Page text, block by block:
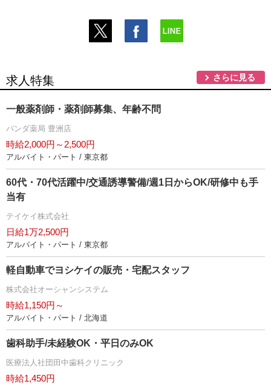
求人特集 さらに見る
一般薬剤師・薬剤師募集、年齢不問
パンダ薬局 豊洲店
時給2,000円～2,500円
アルバイト・パート / 東京都
60代・70代活躍中/交通誘導警備/週1日からOK/研修中も手
当有
テイケイ株式会社
日給1万2,500円
アルバイト・パート / 東京都
軽自動車でヨシケイの販売・宅配スタッフ
株式会社オーシャンシステム
時給1,150円～
アルバイト・パート / 北海道
歯科助手/未経験OK・平日のみOK
医療法人社団田中歯科クリニック
時給1,450円